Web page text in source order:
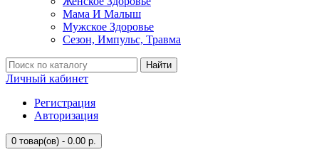
Мама И Малыш
Мужское Здоровье
Сезон, Импульс, Травма
Найти
Личный кабинет
Регистрация
Авторизация
0 товар(ов) - 0.00 р.